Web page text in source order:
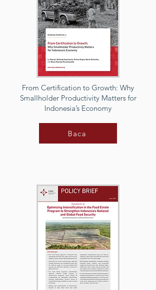
From Certification to Growth: Why
Smallholder Productivity Matters for
Indonesia’s Economy
Baca